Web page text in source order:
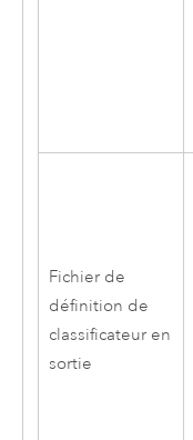
Fichier de
définition de
classificateur en
sortie